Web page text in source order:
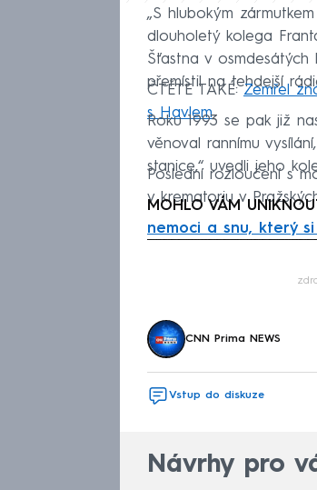
„S hlubokým
dlouholetý kolega
Šťastna v
přemístil na tehdejší
ČTĚTE TAKÉ:Zemřel
s Havlem
Roku 1993 se pak již
věnoval rannímu
stanice,“ uvedli jeho
Poslední rozloučení s
v krematoriu v
MOHLO VÁM
nemoci a snu, který
CNN Prima NEWS
Vstup do diskuze
Návrhy pro